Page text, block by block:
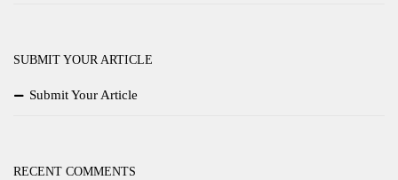
SUBMIT YOUR ARTICLE
Submit Your Article
RECENT COMMENTS